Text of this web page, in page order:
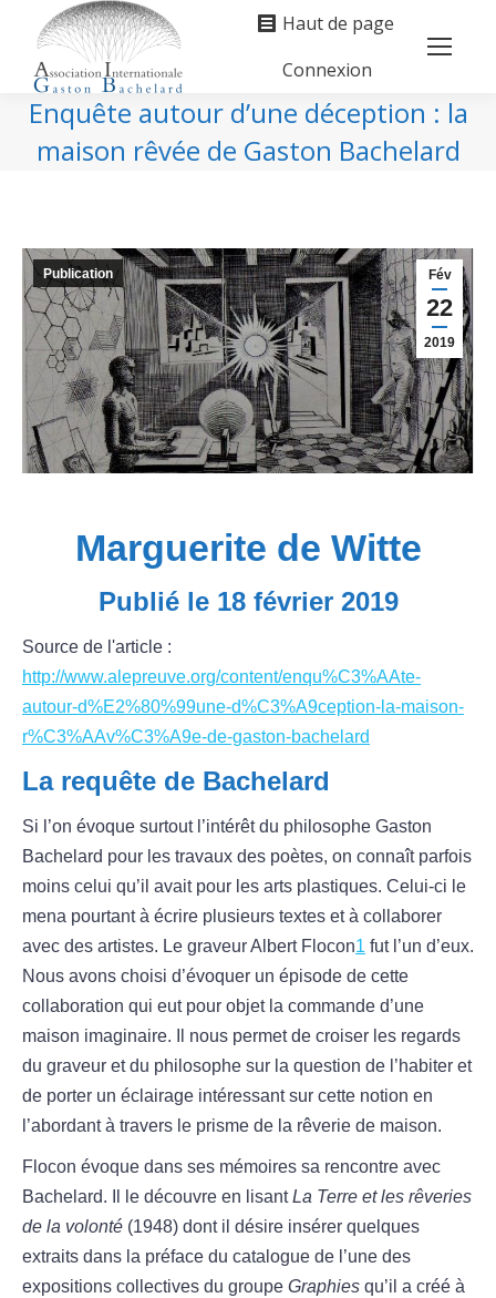
Haut de page
Connexion
Enquête autour d’une déception : la
maison rêvée de Gaston Bachelard
Fév
22
2019
Publication
Marguerite de Witte
Publié le 18 février 2019
Source de l'article :
http://www.alepreuve.org/content/enqu%C3%AAte-
autour-d%E2%80%99une-d%C3%A9ception-la-maison-
r%C3%AAv%C3%A9e-de-gaston-bachelard
La requête de Bachelard
Si l’on évoque surtout l’intérêt du philosophe Gaston
Bachelard pour les travaux des poètes, on connaît parfois
moins celui qu’il avait pour les arts plastiques. Celui-ci le
mena pourtant à écrire plusieurs textes et à collaborer
avec des artistes. Le graveur Albert Flocon1 fut l’un d’eux.
Nous avons choisi d’évoquer un épisode de cette
collaboration qui eut pour objet la commande d’une
maison imaginaire. Il nous permet de croiser les regards
du graveur et du philosophe sur la question de l’habiter et
de porter un éclairage intéressant sur cette notion en
l’abordant à travers le prisme de la rêverie de maison.
Flocon évoque dans ses mémoires sa rencontre avec
Bachelard. Il le découvre en lisantLa Terre et les rêveries
de la volonté (1948) dont il désire insérer quelques
extraits dans la préface du catalogue de l’une des
expositions collectives du groupe Graphies qu’il a créé à